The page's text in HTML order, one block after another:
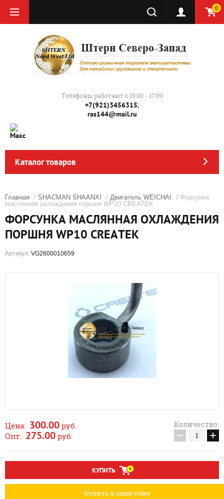
0
Телефоны работают с 10:00 - 17:00
+7(921)3456315;
ras144@mail.ru
Каталог товаров
Главная / SHACMAN SHAANXI / Двигатель WEICHAI
/ Форсунка
маслянная охлаждения поршня WP10 CREATEK
ФОРСУНКА МАСЛЯННАЯ ОХЛАЖДЕНИЯ
ПОРШНЯ WP10 CREATEK
Артикул: VG2600010659
Цена: 300.00 руб.
Опт: 275.00 руб.
Количество:
− +
КУПИТЬ
Купить в один клик